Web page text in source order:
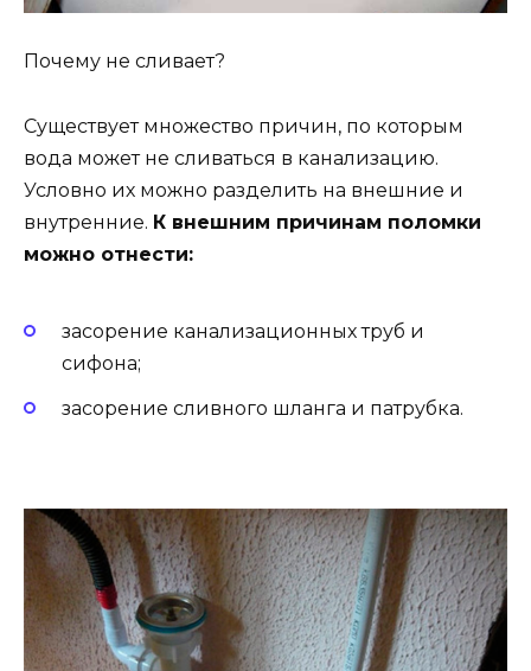
Почему не сливает?
Существует множество причин, по которым
вода может не сливаться в канализацию.
Условно их можно разделить на внешние и
внутренние. К внешним причинам поломки
можно отнести:
засорение канализационных труб и
сифона;
засорение сливного шланга и патрубка.